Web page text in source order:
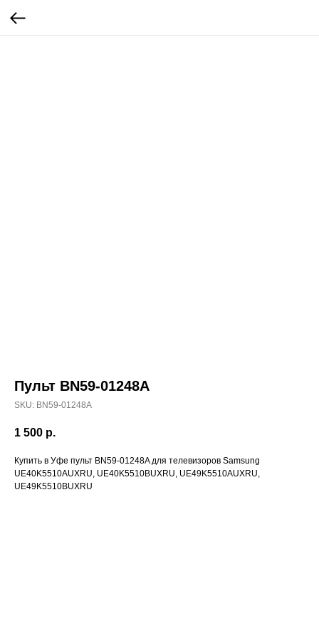
Пульт BN59-01248A
SKU: BN59-01248A
1 500 р.
Купить в Уфе пульт BN59-01248A для телевизоров Samsung
UE40K5510AUXRU, UE40K5510BUXRU, UE49K5510AUXRU,
UE49K5510BUXRU